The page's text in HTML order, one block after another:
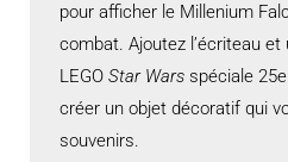
pour afficher le Millenium
combat. Ajoutez l’écriteau et
LEGO Star Wars spéciale
créer un objet décoratif qui
souvenirs.